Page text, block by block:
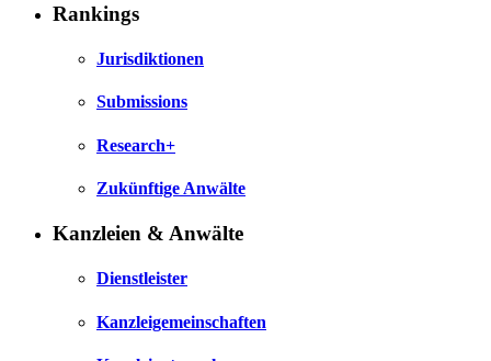
Rankings
Jurisdiktionen
Submissions
Research+
Zukünftige Anwälte
Kanzleien & Anwälte
Dienstleister
Kanzleigemeinschaften